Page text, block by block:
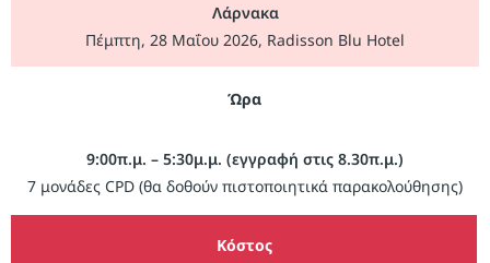
Λάρνακα
Πέμπτη, 28 Μαΐου 2026, Radisson Blu Hotel
Ώρα
9:00π.μ. – 5:30μ.μ. (εγγραφή στις 8.30π.μ.)
7 μονάδες CPD (θα δοθούν πιστοποιητικά παρακολούθησης)
Κόστος